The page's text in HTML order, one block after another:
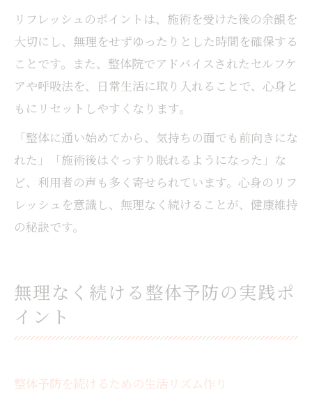
リフレッシュのポイントは、施術を受けた後の余韻を
大切にし、無理をせずゆったりとした時間を確保する
ことです。また、整体院でアドバイスされたセルフケ
アや呼吸法を、日常生活に取り入れることで、心身と
もにリセットしやすくなります。
「整体に通い始めてから、気持ちの面でも前向きにな
れた」「施術後はぐっすり眠れるようになった」な
ど、利用者の声も多く寄せられています。心身のリフ
レッシュを意識し、無理なく続けることが、健康維持
の秘訣です。
無理なく続ける整体予防の実践ポ
イント
整体予防を続けるための生活リズム作り